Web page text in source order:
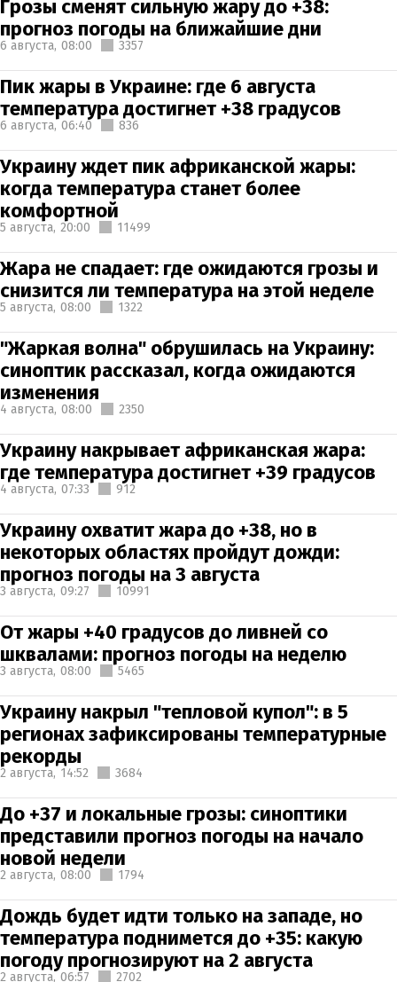
Грозы сменят сильную жару до +38:
прогноз погоды на ближайшие дни
6 августа, 08:00 3357
Пик жары в Украине: где 6 августа
температура достигнет +38 градусов
6 августа, 06:40 836
Украину ждет пик африканской жары:
когда температура станет более
комфортной
5 августа, 20:00 11499
Жара не спадает: где ожидаются грозы и
снизится ли температура на этой неделе
5 августа, 08:00 1322
"Жаркая волна" обрушилась на Украину:
синоптик рассказал, когда ожидаются
изменения
4 августа, 08:00 2350
Украину накрывает африканская жара:
где температура достигнет +39 градусов
4 августа, 07:33 912
Украину охватит жара до +38, но в
некоторых областях пройдут дожди:
прогноз погоды на 3 августа
3 августа, 09:27 10991
От жары +40 градусов до ливней со
шквалами: прогноз погоды на неделю
3 августа, 08:00 5465
Украину накрыл "тепловой купол": в 5
регионах зафиксированы температурные
рекорды
2 августа, 14:52 3684
До +37 и локальные грозы: синоптики
представили прогноз погоды на начало
новой недели
2 августа, 08:00 1794
Дождь будет идти только на западе, но
температура поднимется до +35: какую
погоду прогнозируют на 2 августа
2 августа, 06:57 2702